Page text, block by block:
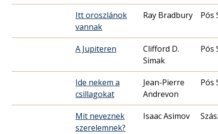
Itt oroszlánok
vannak
Ray Bradbury Pós
A Jupiteren
Clifford D.
Simak
Pós
Ide nekem a
csillagokat
Jean-Pierre
Andrevon
Pós
Mit neveznek
szerelemnek?
Isaac Asimov